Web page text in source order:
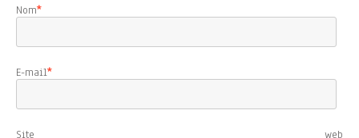
Nom*
E-mail*
Site web